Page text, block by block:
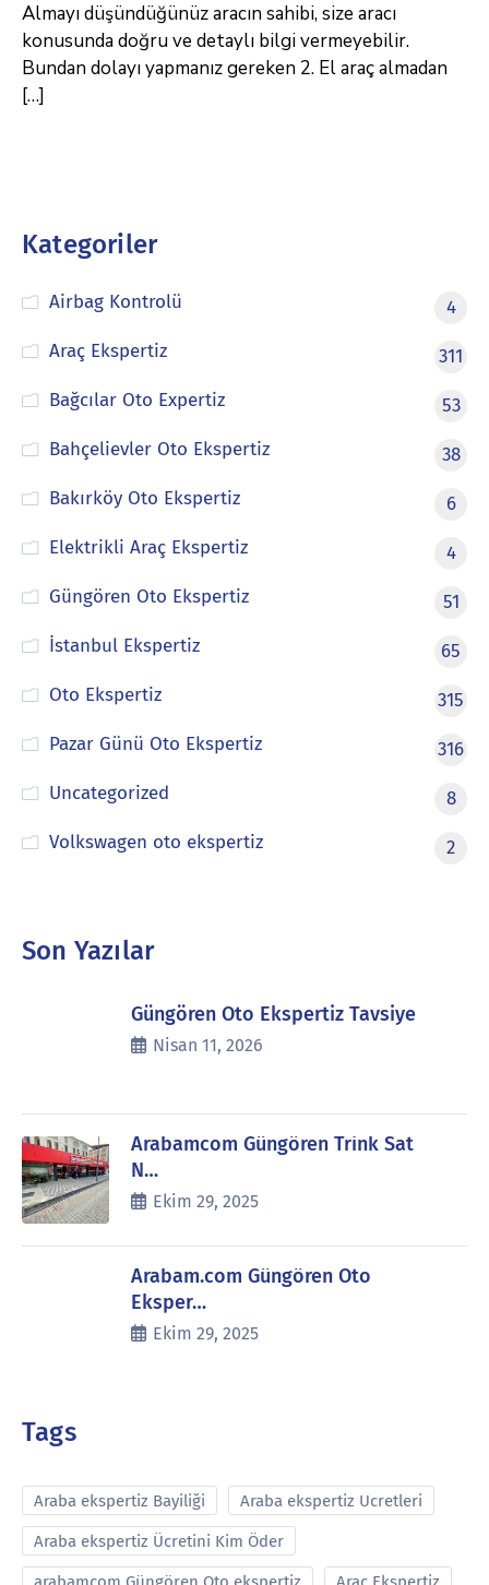
Almayı düşündüğünüz aracın sahibi, size aracı
konusunda doğru ve detaylı bilgi vermeyebilir.
Bundan dolayı yapmanız gereken 2. El araç almadan
[…]
Kategoriler
Airbag Kontrolü
4
Araç Ekspertiz
311
Bağcılar Oto Expertiz
53
Bahçelievler Oto Ekspertiz
38
Bakırköy Oto Ekspertiz
6
Elektrikli Araç Ekspertiz
4
Güngören Oto Ekspertiz
51
İstanbul Ekspertiz
65
Oto Ekspertiz
315
Pazar Günü Oto Ekspertiz
316
Uncategorized
8
Volkswagen oto ekspertiz
2
Son Yazılar
Güngören Oto Ekspertiz Tavsiye
Nisan 11, 2026
Arabamcom Güngören Trink Sat
N…
Ekim 29, 2025
Arabam.com Güngören Oto
Eksper…
Ekim 29, 2025
Tags
Araba ekspertiz Bayiliği Araba ekspertiz Ucretleri
Araba ekspertiz Ücretini Kim Öder